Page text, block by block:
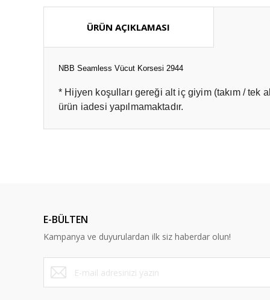
ÜRÜN AÇIKLAMASI
NBB Seamless Vücut Korsesi 2944
* Hijyen koşulları gereği alt iç giyim (takım / tek
ürün iadesi yapılmamaktadır.
Ürün bilgilerinde hatalar bulunuyor.
Ürün fiyatı diğer sitelerden daha pahalı.
Bu ürüne benzer farklı alternatifler olmalı.
E-BÜLTEN
Kampanya ve duyurulardan ilk siz haberdar olun!